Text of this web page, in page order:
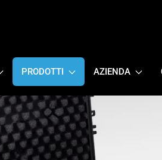
PRODOTTI AZIENDA